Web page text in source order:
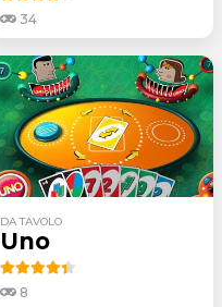
34
DA TAVOLO
Uno
8